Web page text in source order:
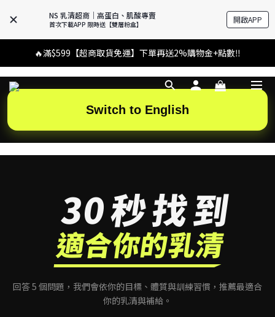
NS 乳清超商｜高蛋白、肌酸專賣
首次下載APP 限時送【雙層粉盒】 開啟APP
🔥滿$599【超商取貨免運】下單再送2%購物金+點數‼️
🔥滿$599【超商取貨免運】下單再送2%購物金+點數‼️
APP 新上線專屬好禮 下單就送價值 $250 官方粉盒
👉 乳清超商保障｜7 天鑑賞・免費退換貨
🔥滿$599【超商取貨免運】下單再送2%購物金+點數‼️
Switch to English
30秒找到
適合你的乳清
回答 5 個問題，我們會依你的目標、體質與訓練習慣，推薦最適合
你的乳清與補給。